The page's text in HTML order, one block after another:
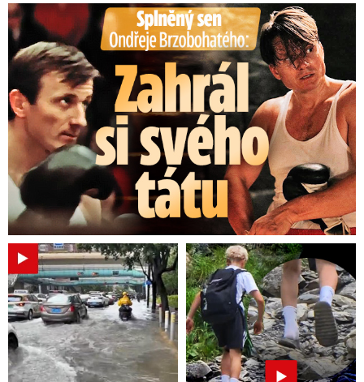
Splněný sen Ondřeje Brzobohatého: Zahrál si svého tátu